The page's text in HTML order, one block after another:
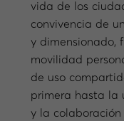
vida de los
convivencia de
y dimensionado,
movilidad
de uso
primera hasta la
y la colaboración